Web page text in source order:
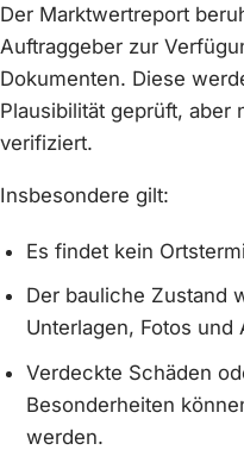
Der Marktwertreport
Auftraggeber zur
Dokumenten. Diese
Plausibilität geprüft, aber
verifiziert.
Insbesondere gilt:
Es findet kein
Der bauliche Zustand
Unterlagen, Fotos und
Verdeckte Schäden
Besonderheiten
werden.